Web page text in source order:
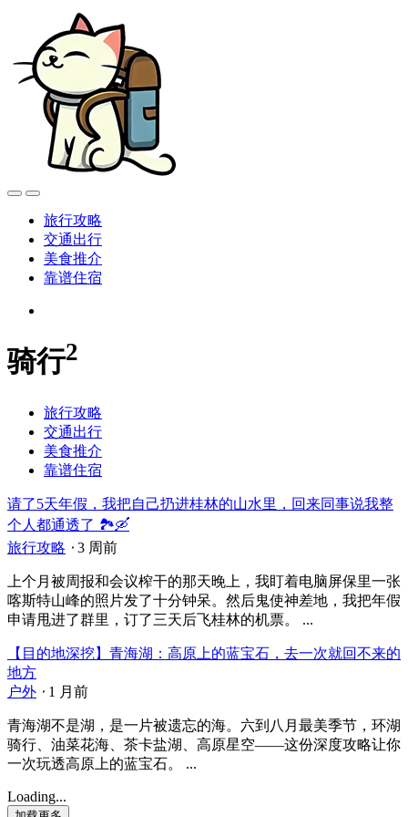
旅行攻略
交通出行
美食推介
靠谱住宿
骑行2
旅行攻略
交通出行
美食推介
靠谱住宿
请了5天年假，我把自己扔进桂林的山水里，回来同事说我整
个人都通透了 🏞️🛶
旅行攻略 ⋅ 3 周前
上个月被周报和会议榨干的那天晚上，我盯着电脑屏保里一张
喀斯特山峰的照片发了十分钟呆。然后鬼使神差地，我把年假
申请甩进了群里，订了三天后飞桂林的机票。 ...
【目的地深挖】青海湖：高原上的蓝宝石，去一次就回不来的
地方
户外 ⋅ 1 月前
青海湖不是湖，是一片被遗忘的海。六到八月最美季节，环湖
骑行、油菜花海、茶卡盐湖、高原星空——这份深度攻略让你
一次玩透高原上的蓝宝石。 ...
Loading...